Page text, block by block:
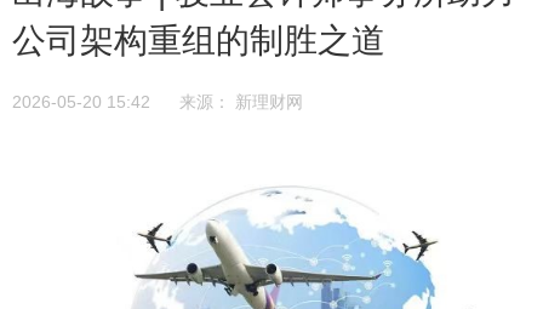
公司架构重组的制胜之道
2026-05-20 15:42 来源： 新理财网